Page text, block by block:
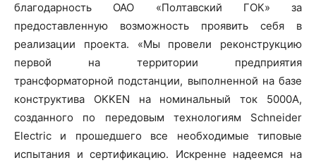
благодарность ОАО «Полтавский ГОК» за
предоставленную возможность проявить себя в
реализации проекта. «Мы провели реконструкцию
первой на территории предприятия
трансформаторной подстанции, выполненной на базе
конструктива OKKEN на номинальный ток 5000А,
созданного по передовым технологиям Schneider
Electric и прошедшего все необходимые типовые
испытания и сертификацию. Искренне надеемся на